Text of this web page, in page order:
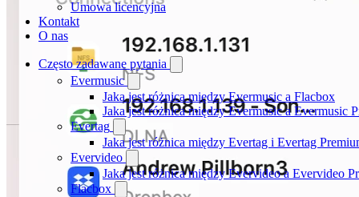
Umowa licencyjna
Kontakt
O nas
Często zadawane pytania
Evermusic
Jaka jest różnica między Evermusic a Flacbox
Jaka jest różnica między Evermusic a Evermusic
Evertag
Jaka jest różnica między Evertag i Evertag
Evervideo
Jaka jest różnica między Evervideo a Evervideo
Flacbox